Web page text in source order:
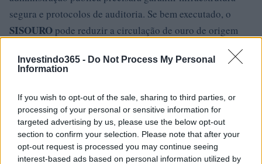
Investindo365 - Do Not Process My Personal
Information
If you wish to opt-out of the sale, sharing to third parties, or
processing of your personal or sensitive information for
targeted advertising by us, please use the below opt-out
section to confirm your selection. Please note that after your
opt-out request is processed you may continue seeing
interest-based ads based on personal information utilized by
segura e protocolos de auditoria. Se bem executado, o
SISOURO pode reduzir a circulação de ouro de origem
ilícita e proteger recursos naturais; se mal desenhado,
pode aumentar custos sem resolver as vulnerabilidades
Em suma, o projeto representa uma mudança estrutural na
forma como o ouro é controlado no Brasil: ao unir
declaração de origem ,registro imutávele poderes
ampliados de fiscalização, a proposta pretende dificultar a